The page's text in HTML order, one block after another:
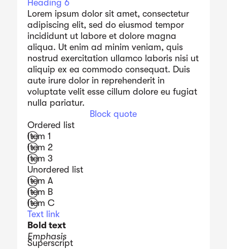
Heading 6
Lorem ipsum dolor sit amet, consectetur
adipiscing elit, sed do eiusmod tempor
incididunt ut labore et dolore magna
aliqua. Ut enim ad minim veniam, quis
nostrud exercitation ullamco laboris nisi ut
aliquip ex ea commodo consequat. Duis
aute irure dolor in reprehenderit in
voluptate velit esse cillum dolore eu fugiat
nulla pariatur.
Block quote
Ordered list
Item 1
Item 2
Item 3
Unordered list
Item A
Item B
Item C
Text link
Bold text
Emphasis
Superscript